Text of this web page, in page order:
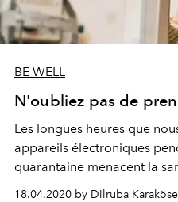
BE WELL
N'oubliez pas de
Les longues heures que
appareils électroniques
quarantaine menacent la
18.04.2020 by Dilruba Karaköse